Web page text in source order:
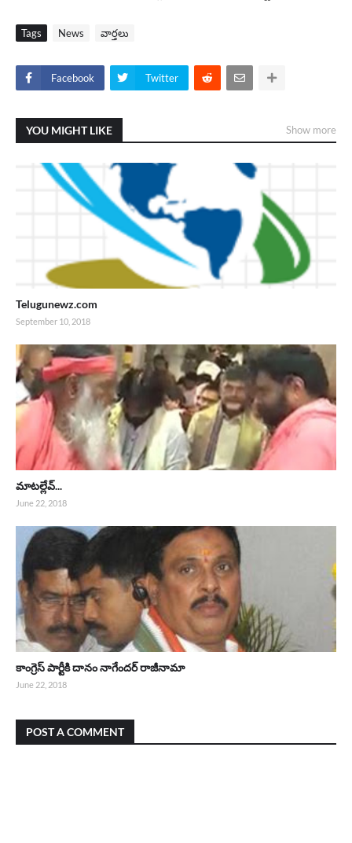
Tags News వార్తలు
Facebook Twitter
YOU MIGHT LIKE Show more
Telugunewz.com
September 10, 2018
మాటల్లేవ్...
June 22, 2018
కాంగ్రెస్ పార్టీకి దానం నాగేందర్ రాజీనామా
June 22, 2018
POST A COMMENT